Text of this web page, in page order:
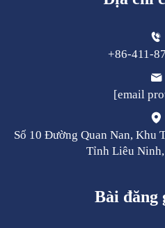
+86-411-
[email
Số 10 Đường Quan Nan, Khu
Tỉnh Liêu
Bài đăng